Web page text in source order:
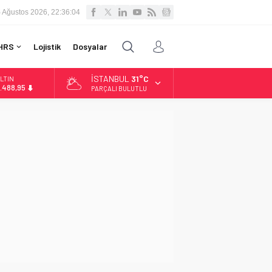
Ağustos 2026, 22:36:05
Lojistik Dosyalar
İSTANBUL 31°C
PARÇALI BULUTLU